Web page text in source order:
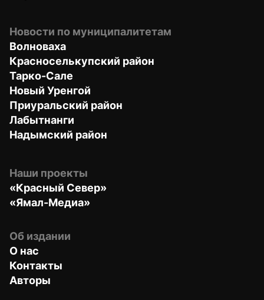
Новости по муниципалитетам
Волноваха
Красноселькупский район
Тарко-Сале
Новый Уренгой
Приуральский район
Лабытнанги
Надымский район
Наши проекты
«Красный Север»
«Ямал-Медиа»
Об издании
О нас
Контакты
Авторы